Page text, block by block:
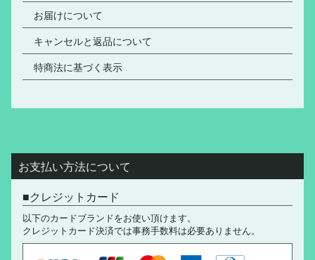
お届けについて
キャンセルと返品について
特商法に基づく表示
お支払い方法について
クレジットカード
以下のカードブランドをお使い頂けます。
クレジットカード決済では事務手数料は必要ありません。